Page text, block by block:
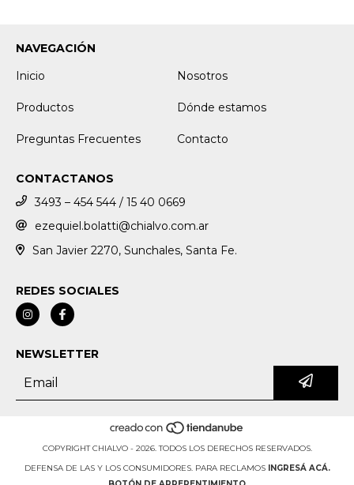
NAVEGACIÓN
Inicio
Nosotros
Productos Dónde estamos
Preguntas Frecuentes Contacto
CONTACTANOS
3493 – 454 544 / 15 40 0669
ezequiel.bolatti@chialvo.com.ar
San Javier 2270, Sunchales, Santa Fe.
REDES SOCIALES
NEWSLETTER
COPYRIGHT CHIALVO - 2026. TODOS LOS DERECHOS RESERVADOS.
DEFENSA DE LAS Y LOS CONSUMIDORES. PARA RECLAMOS
INGRESÁ ACÁ.